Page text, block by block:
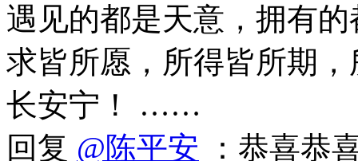
遇见的都是天意，拥有
求皆所愿，所得皆所期
长安宁！ ……
回复 @陈平安 ：恭喜恭